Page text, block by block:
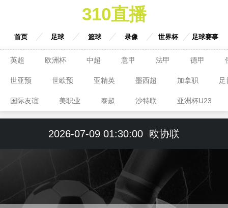
310直播
首页 足球 篮球 录像 世界杯 足球赛事
英超 欧洲杯 中超 意甲 法甲 德甲
世亚预 世欧预 亚精英 墨西超 加拿职 足
国际友谊 美职业 泰超 沙特联 亚洲杯U23
2026-07-09 01:30:00 欧协联